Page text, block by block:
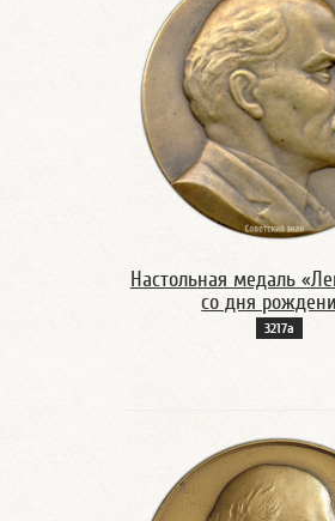
Настольная медаль
со дня
3217а